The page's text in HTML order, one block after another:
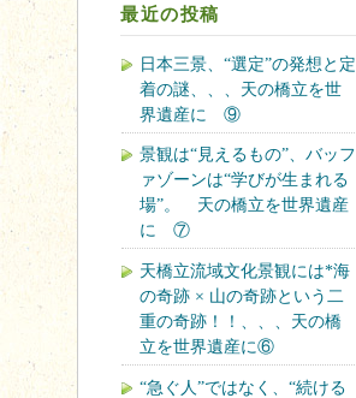
最近の投稿
日本三景、“選定”の発想と定
着の謎、、、天の橋立を世
界遺産に ⑨
景観は“見えるもの”、バッフ
ァゾーンは“学びが生まれる
場”。 天の橋立を世界遺産
に ⑦
天橋立流域文化景観には*海
の奇跡 × 山の奇跡という二
重の奇跡！！、、、天の橋
立を世界遺産に⑥
“急ぐ人”ではなく、“続ける